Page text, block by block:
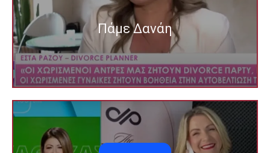
Πάμε Δανάη
Πάμε Δανάη
ΕΣΤΑ ΡΑΖΟΥ - DIVORCE PLANNER
Δες το